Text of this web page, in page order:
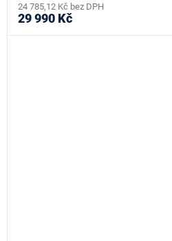
24 785,12 Kč bez DPH
29 990 Kč